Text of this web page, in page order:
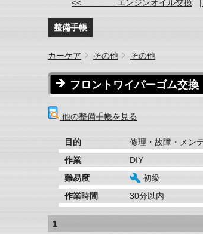
<< エンジンオイル交換
整備手帳
カーケア その他 その他
フロントワイパーゴム交換
他の整備手帳を見る
目的
修理・故障・メン
作業
DIY
難易度
初級
作業時間
30分以内
1